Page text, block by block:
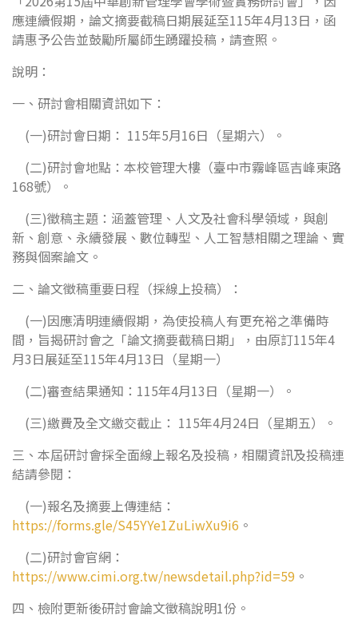
應連續假期，論文摘要截稿日期展延至115年4月13日，函
請惠予公告並鼓勵所屬師生踴躍投稿，請查照。
說明：
一、研討會相關資訊如下：
(一)研討會日期： 115年5月16日（星期六）。
(二)研討會地點：本校管理大樓（臺中市霧峰區吉峰東路
168號）。
(三)徵稿主題：涵蓋管理、人文及社會科學領域，與創
新、創意、永續發展、數位轉型、人工智慧相關之理論、實
務與個案論文。
二、論文徵稿重要日程（採線上投稿）：
(一)因應清明連續假期，為使投稿人有更充裕之準備時
間，旨揭研討會之「論文摘要截稿日期」，由原訂115年4
月3日展延至115年4月13日（星期一）
(二)審查結果通知：115年4月13日（星期一）。
(三)繳費及全文繳交截止： 115年4月24日（星期五）。
三、本屆研討會採全面線上報名及投稿，相關資訊及投稿連
結請參閱：
(一)報名及摘要上傳連結：
https://forms.gle/S45YYe1ZuLiwXu9i6 。
(二)研討會官網：
https://www.cimi.org.tw/newsdetail.php?id=59 。
四、檢附更新後研討會論文徵稿說明1份。